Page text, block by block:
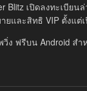
Blitz เปิดลงทะเบียน
ยและสิทธิ VIP ตั้งแต่
วิ่ง ฟรีบน Android ส